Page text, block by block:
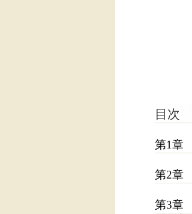
目次
第1章
第2章
第3章